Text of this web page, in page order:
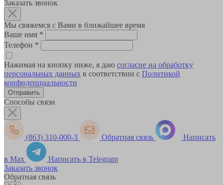
Заказать звонок
Мы свяжемся с Вами в ближайшее время
Ваше имя *
Телефон *
Нажимая на кнопку ниже, я даю согласие на обработку
персональных данных в соответствии с Политикой
конфиденциальности
Способы связи
(863) 310-000-3 Обратная связь Написать
в Max
Написать в Telegram
Заказать звонок
Обратная связь